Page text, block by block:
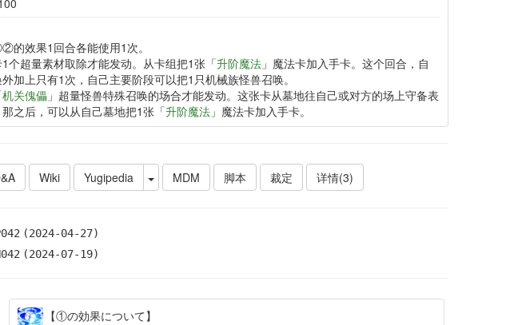
的效果1回合各能使用1次。
个超量素材取除才能发动。从卡组把1张「升阶魔法 」魔法卡加入手卡。这个回合，自
加上只有1次，自己主要阶段可以把1只机械族怪兽召唤。
机关傀儡 」超量怪兽特殊召唤的场合才能发动。这张卡从墓地往自己或对方的场上守备表
之后，可以从自己墓地把1张「升阶魔法 」魔法卡加入手卡。
Wiki Yugipedia MDM 脚本 裁定 详情(3)
(2024-04-27)
(2024-07-19)
【①の効果について】